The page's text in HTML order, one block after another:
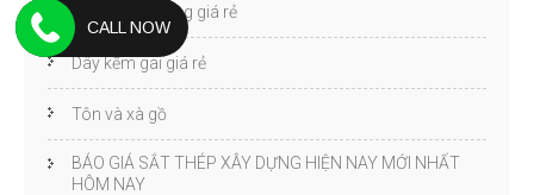
Thép hộp vuông giá rẻ
Dây kẽm gai giá rẻ
Tôn và xà gồ
BÁO GIÁ SẮT THÉP XÂY DỰNG HIỆN NAY MỚI NHẤT
HÔM NAY
CALL NOW